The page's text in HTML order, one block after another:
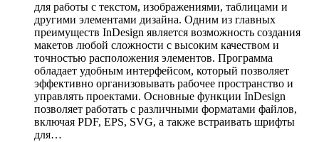
для работы с текстом, изображениями, таблицами и
другими элементами дизайна. Одним из главных
преимуществ InDesign является возможность создания
макетов любой сложности с высоким качеством и
точностью расположения элементов. Программа
обладает удобным интерфейсом, который позволяет
эффективно организовывать рабочее пространство и
управлять проектами. Основные функции InDesign
позволяет работать с различными форматами файлов,
включая PDF, EPS, SVG, а также встраивать шрифты
для…